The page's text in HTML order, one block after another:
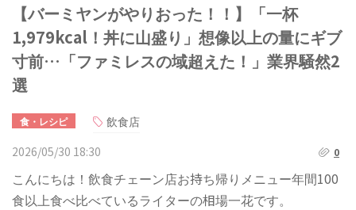
【バーミヤンがやりおった！！】「一杯
1,979kcal！丼に山盛り」想像以上の量にギブ
寸前…「ファミレスの域超えた！」業界騒然2
選
食・レシピ
飲食店
2026/05/30 18:30
0
こんにちは！飲食チェーン店お持ち帰りメニュー年間100
食以上食べ比べているライターの相場一花です。